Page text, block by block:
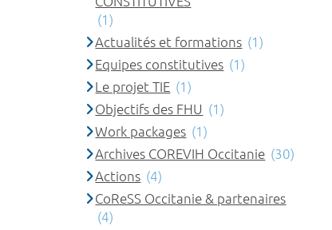
(1)
Actualités et formations (1)
Equipes constitutives (1)
Le projet TIE (1)
Objectifs des FHU (1)
Work packages (1)
Archives COREVIH Occitanie (30)
Actions (4)
CoReSS Occitanie & partenaires
(4)